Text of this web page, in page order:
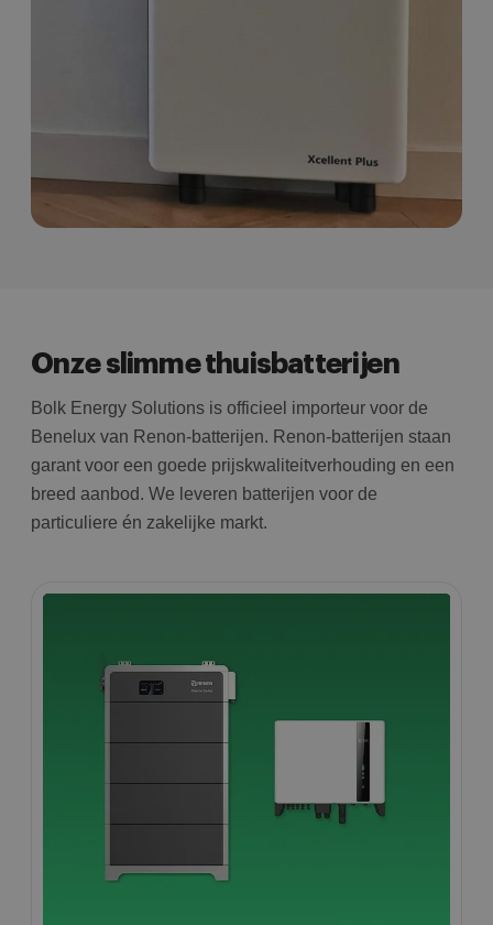
Onze slimme thuisbatterijen
Bolk Energy Solutions is officieel importeur voor de
Benelux van Renon-batterijen. Renon-batterijen staan
garant voor een goede prijskwaliteitverhouding en een
breed aanbod. We leveren batterijen voor de
particuliere én zakelijke markt.